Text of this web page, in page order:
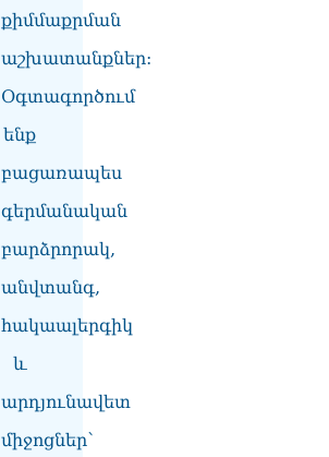
քիմմաքրման
աշխատանքներ:
Օգտագործում
ենք
բացառապես
գերմանական
բարձրորակ,
անվտանգ,
հակաալերգիկ
և
արդյունավետ
միջոցներ՝